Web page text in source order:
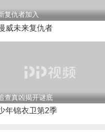
复仇者加入
威未来复仇者
查真凶揭开谜底
年锦衣卫第2季